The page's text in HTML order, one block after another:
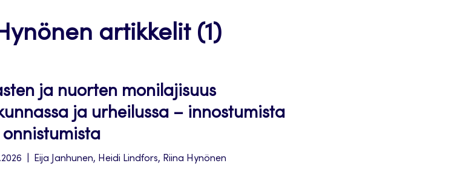
artikkelit (1)
ja nuorten monilajisuus
ja urheilussa – innostumista
onnistumista
Eija Janhunen, Heidi Lindfors, Riina Hynönen